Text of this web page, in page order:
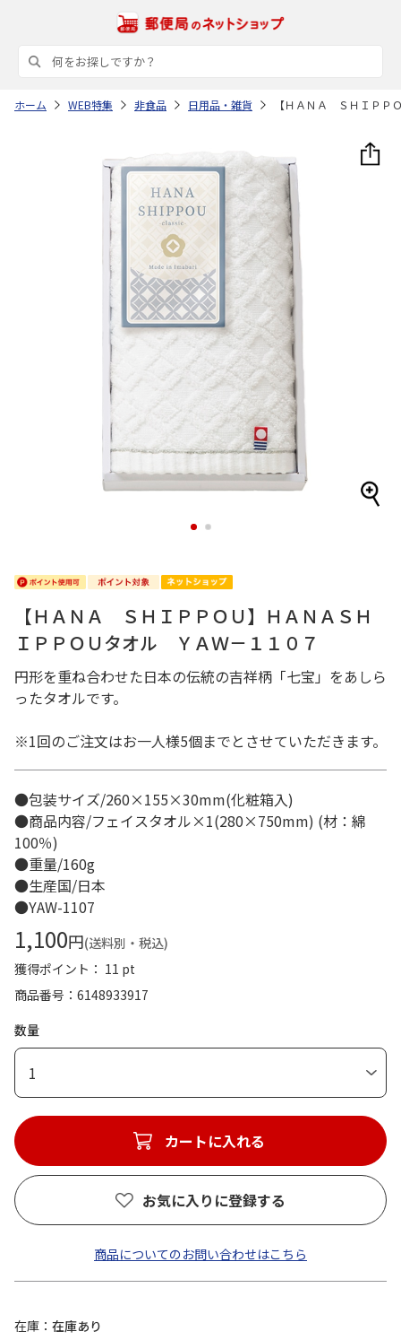
ホーム WEB特集 非食品 日用品・雑貨 【ＨＡＮＡ ＳＨＩＰＰ
1 2
【ＨＡＮＡ ＳＨＩＰＰＯＵ】ＨＡＮＡＳＨ
ＩＰＰＯＵタオル ＹＡＷ－１１０７
円形を重ね合わせた日本の伝統の吉祥柄「七宝」をあしら
ったタオルです。
※1回のご注文はお一人様5個までとさせていただきます。
●包装サイズ/260×155×30mm(化粧箱入)
●商品内容/フェイスタオル×1(280×750mm) (材：綿
100％)
●重量/160g
●生産国/日本
●YAW-1107
1,100円(送料別・税込)
獲得ポイント： 11 pt
商品番号
6148933917
数量
1
カートに入れる
お気に入りに登録する
商品についてのお問い合わせはこちら
在庫
在庫あり